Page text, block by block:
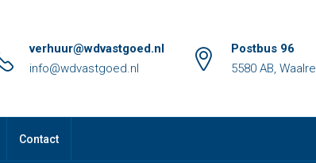
verhuur@wdvastgoed.nl
info@wdvastgoed.nl
Postbus 96
5580 AB, Waalre
Contact